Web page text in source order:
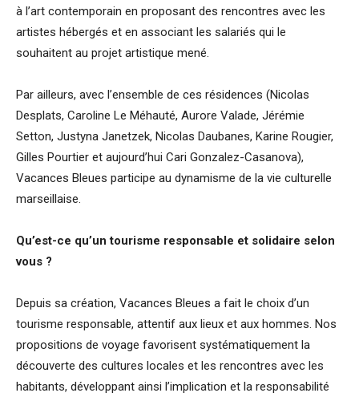
à l’art contemporain en proposant des rencontres avec les
artistes hébergés et en associant les salariés qui le
souhaitent au projet artistique mené.
Par ailleurs, avec l’ensemble de ces résidences (Nicolas
Desplats, Caroline Le Méhauté, Aurore Valade, Jérémie
Setton, Justyna Janetzek, Nicolas Daubanes, Karine Rougier,
Gilles Pourtier et aujourd’hui Cari Gonzalez-Casanova),
Vacances Bleues participe au dynamisme de la vie culturelle
marseillaise.
Qu’est-ce qu’un tourisme responsable et solidaire selon
vous ?
Depuis sa création, Vacances Bleues a fait le choix d’un
tourisme responsable, attentif aux lieux et aux hommes. Nos
propositions de voyage favorisent systématiquement la
découverte des cultures locales et les rencontres avec les
habitants, développant ainsi l’implication et la responsabilité